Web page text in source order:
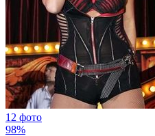
12 фото
98%